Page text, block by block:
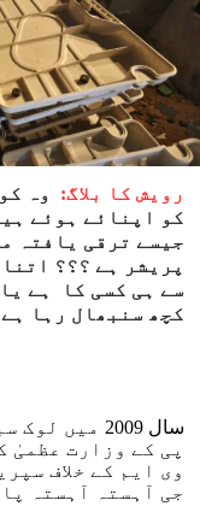
رویش کا بلاگ: وہ
کو اپنائے ہوئے
جیسے ترقی یافتہ
پریشر ہے ؟؟؟
سے ہی کسی کا ہے
کچھ سنبھال رہا
سال 2009
پی کے وزارت عظمیٰ
وی ایم کے خلاف
جی آہستہ آہستہ